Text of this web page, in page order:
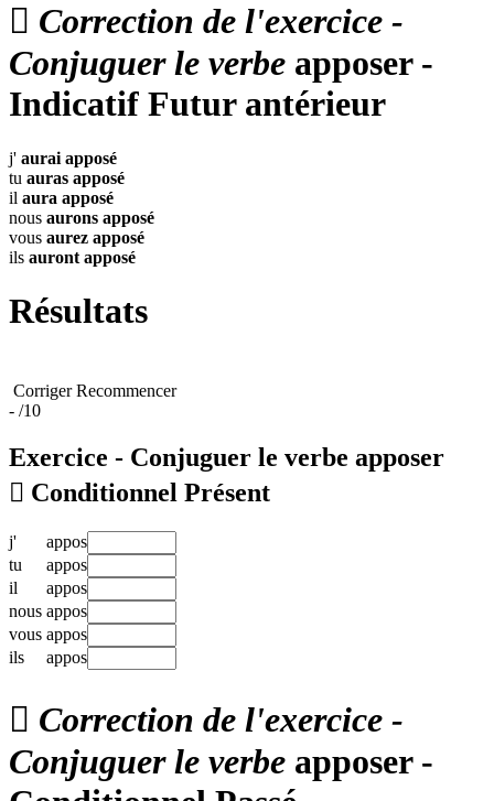
 Correction de l'exercice -
Conjuguer le verbe apposer -
Indicatif Futur antérieur
j' aurai apposé
tu auras apposé
il aura apposé
nous aurons apposé
vous aurez apposé
ils auront apposé
Résultats
CorrigerRecommencer
- /10
Exercice - Conjuguer le verbe apposer
 Conditionnel Présent
j'
appos
tu
appos
il
appos
nous appos
vous appos
ils
appos
 Correction de l'exercice -
Conjuguer le verbe apposer -